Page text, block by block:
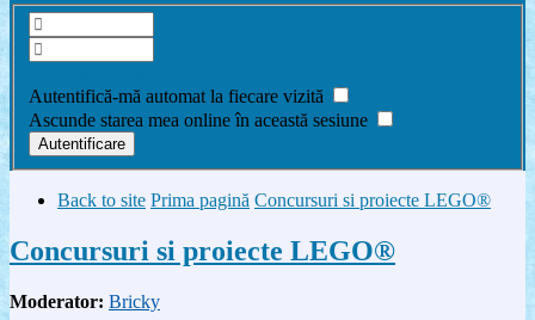
Autentifică-mă automat la fiecare vizită
Ascunde starea mea online în această sesiune
Back to site Prima pagină Concursuri si proiecte LEGO®
Concursuri si proiecte LEGO®
Moderator: Bricky